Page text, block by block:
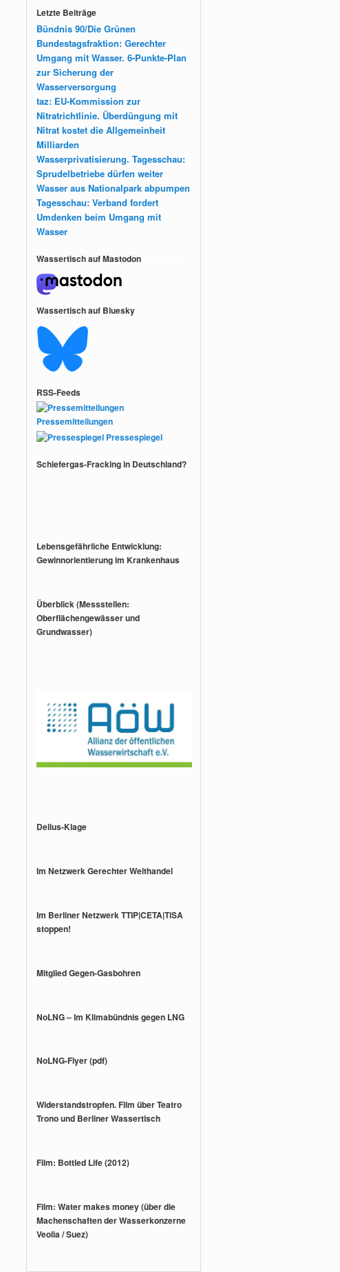
Letzte Beiträge
Bündnis 90/Die Grünen
Bundestagsfraktion: Gerechter
Umgang mit Wasser. 6-Punkte-Plan
zur Sicherung der
Wasserversorgung
taz: EU-Kommission zur
Nitratrichtlinie. Überdüngung mit
Nitrat kostet die Allgemeinheit
Milliarden
Wasserprivatisierung. Tagesschau:
Sprudelbetriebe dürfen weiter
Wasser aus Nationalpark abpumpen
Tagesschau: Verband fordert
Umdenken beim Umgang mit
Wasser
Wassertisch auf Mastodon
Wassertisch auf Bluesky
RSS-Feeds
Pressemitteilungen
Pressespiegel
Schiefergas-Fracking in Deutschland?
Lebensgefährliche Entwicklung:
Gewinnorientierung im Krankenhaus
Überblick (Messstellen:
Oberflächengewässer und
Grundwasser)
Delius-Klage
Im Netzwerk Gerechter Welthandel
Im Berliner Netzwerk TTIP|CETA|TiSA
stoppen!
Mitglied Gegen-Gasbohren
NoLNG – Im Klimabündnis gegen LNG
NoLNG-Flyer (pdf)
Widerstandstropfen. Film über Teatro
Trono und Berliner Wassertisch
Film: Bottled Life (2012)
Film: Water makes money (über die
Machenschaften der Wasserkonzerne
Veolia / Suez)